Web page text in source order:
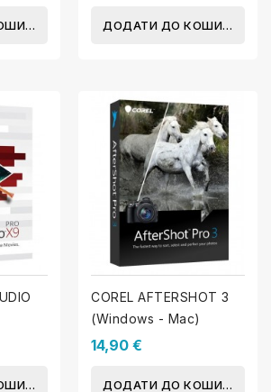
ДОДАТИ ДО КОШИКА
COREL AFTERSHOT 3
(Windows - Mac)
14,90 €
ДОДАТИ ДО КОШИКА